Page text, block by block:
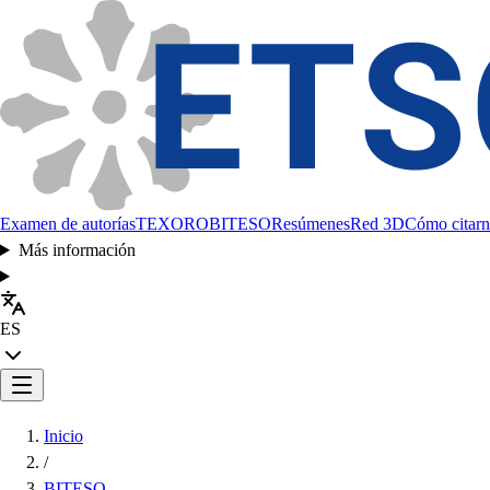
Examen de autoríasTEXOROBITESOResúmenesRed 3DCómo
Más información
ES
Inicio
/